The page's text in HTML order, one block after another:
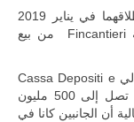
سبارتاكو شيرات وإميليو بيانشي ، اللتان تم إطلاقهما في يناير 2019
ويناير 2020 ، على التوالي – مما مكن شركة Fincantieri من بيع
لدعم عملية الشراء سيصدر بنك الاستثمار الإيطالي Cassa Depositi e
Prestiti (CDP) قرضًا لتمويل الصادرات بقيمة تصل إلى 500 مليون
أن الجانبين كانا في